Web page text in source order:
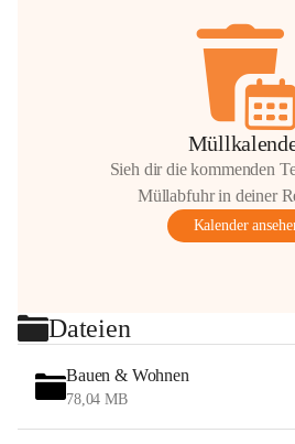
Sieh dir die kommenden
Müllabfuhr in deiner
Kalender
Dateien
Bauen & Wohnen
78,04 MB